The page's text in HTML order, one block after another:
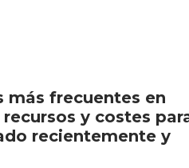
más frecuentes en
y costes
recientemente y